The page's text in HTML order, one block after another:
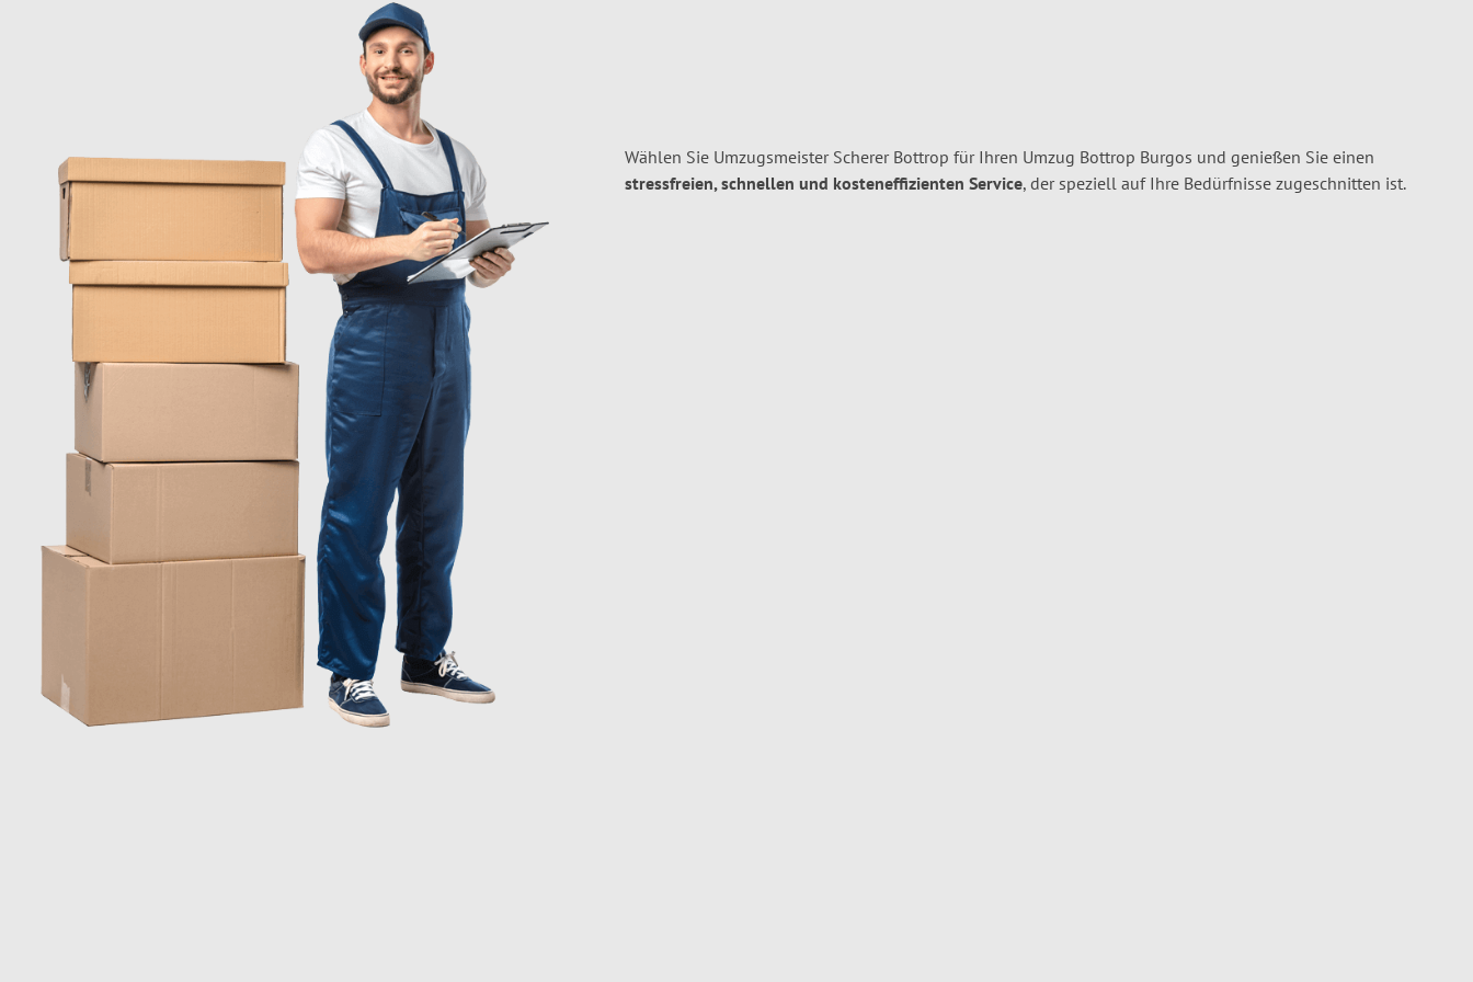
Wählen Sie Umzugsmeister Scherer Bottrop für Ihren Umzug Bottrop Burgos und genießen Sie einen
stressfreien, schnellen und kosteneffizienten Service, der speziell auf Ihre Bedürfnisse zugeschnitten ist.